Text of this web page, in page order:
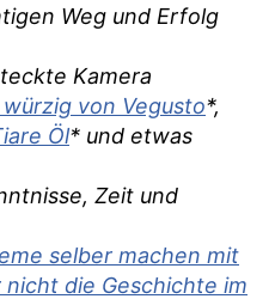
Weg und Erfolg
Kamera
von Vegusto*,
Öl* und etwas
Zeit und
selber machen mit
nicht die Geschichte im